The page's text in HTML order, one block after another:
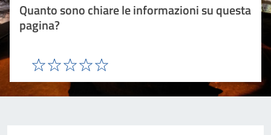
Quanto sono chiare le informazioni su questa
pagina?
Valuta 5 stelle su 5
Valuta 4 stelle su 5
Valuta 3 stelle su 5
Valuta 2 stelle su 5
Valuta 1 stelle su 5